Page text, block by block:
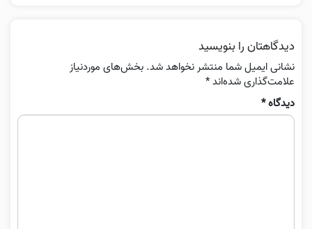
دیدگاهتان را بنویسید
نشانی ایمیل شما منتشر نخواهد شد. بخش‌های موردنیاز
علامت‌گذاری شده‌اند*
دیدگاه*